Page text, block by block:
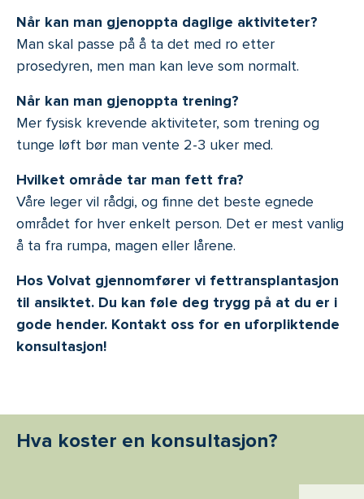
Når kan man gjenoppta daglige aktiviteter?
Man skal passe på å ta det med ro etter
prosedyren, men man kan leve som normalt.
Når kan man gjenoppta trening?
Mer fysisk krevende aktiviteter, som trening og
tunge løft bør man vente 2-3 uker med.
Hvilket område tar man fett fra?
Våre leger vil rådgi, og finne det beste egnede
området for hver enkelt person. Det er mest vanlig
å ta fra rumpa, magen eller lårene.
Hos Volvat gjennomfører vi fettransplantasjon
til ansiktet. Du kan føle deg trygg på at du er i
gode hender. Kontakt oss for en uforpliktende
konsultasjon!
Hva koster en konsultasjon?